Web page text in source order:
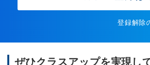
登録解除
ぜひクラスアップを実現し